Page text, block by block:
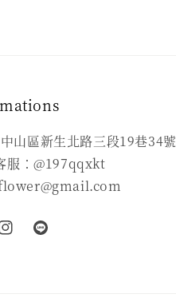
山區新生北路三段19巷34號
服：@197qqxkt